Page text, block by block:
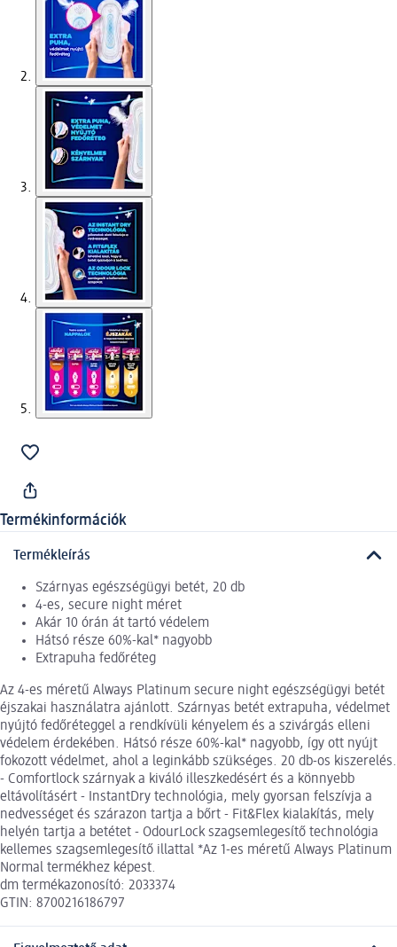
Termékinformációk
Termékleírás
Szárnyas egészségügyi betét, 20 db
4-es, secure night méret
Akár 10 órán át tartó védelem
Hátsó része 60%-kal* nagyobb
Extrapuha fedőréteg
Az 4-es méretű Always Platinum secure night egészségügyi betét
éjszakai használatra ajánlott. Szárnyas betét extrapuha, védelmet
nyújtó fedőréteggel a rendkívüli kényelem és a szivárgás elleni
védelem érdekében. Hátsó része 60%-kal* nagyobb, így ott nyújt
fokozott védelmet, ahol a leginkább szükséges. 20 db-os kiszerelés.
- Comfortlock szárnyak a kiváló illeszkedésért és a könnyebb
eltávolításért - InstantDry technológia, mely gyorsan felszívja a
nedvességet és szárazon tartja a bőrt - Fit&Flex kialakítás, mely
helyén tartja a betétet - OdourLock szagsemlegesítő technológia
kellemes szagsemlegesítő illattal *Az 1-es méretű Always Platinum
Normal termékhez képest.
dm termékazonosító: 2033374
GTIN: 8700216186797